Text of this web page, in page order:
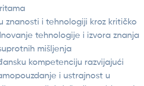
znanosti i tehnologiji kroz kritičko
tehnologije i izvora znanja
mišljenja
kompetenciju razvijajući
i ustrajnost u